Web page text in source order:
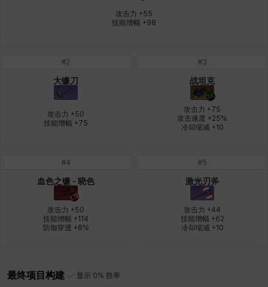
艾丝蒂尔 艾登
西尔维娅 费利克斯 阿尔达
阿迪娜 雪
雷妮 马库斯
攻击力 +55
技能增幅 +98
#2
大镰刀
攻击力 +50
技能增幅 +75
#3
战坦克
攻击力 +75
攻击速度 +25%
冷却缩减 +10
#4
血色之镰 - 晓色
攻击力 +50
技能增幅 +114
防御穿透 +8%
#5
激光刃斧
攻击力 +44
技能增幅 +62
冷却缩减 +10
最终项目构建 显示 0% 胜率